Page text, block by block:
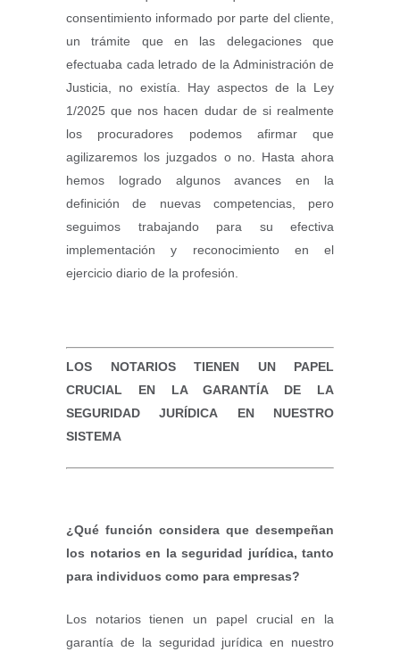
consentimiento informado por parte del cliente,
un trámite que en las delegaciones que
efectuaba cada letrado de la Administración de
Justicia, no existía. Hay aspectos de la Ley
1/2025 que nos hacen dudar de si realmente
los procuradores podemos afirmar que
agilizaremos los juzgados o no. Hasta ahora
hemos logrado algunos avances en la
definición de nuevas competencias, pero
seguimos trabajando para su efectiva
implementación y reconocimiento en el
ejercicio diario de la profesión.
LOS NOTARIOS TIENEN UN PAPEL
CRUCIAL EN LA GARANTÍA DE LA
SEGURIDAD JURÍDICA EN NUESTRO
SISTEMA
¿Qué función considera que desempeñan
los notarios en la seguridad jurídica, tanto
para individuos como para empresas?
Los notarios tienen un papel crucial en la
garantía de la seguridad jurídica en nuestro